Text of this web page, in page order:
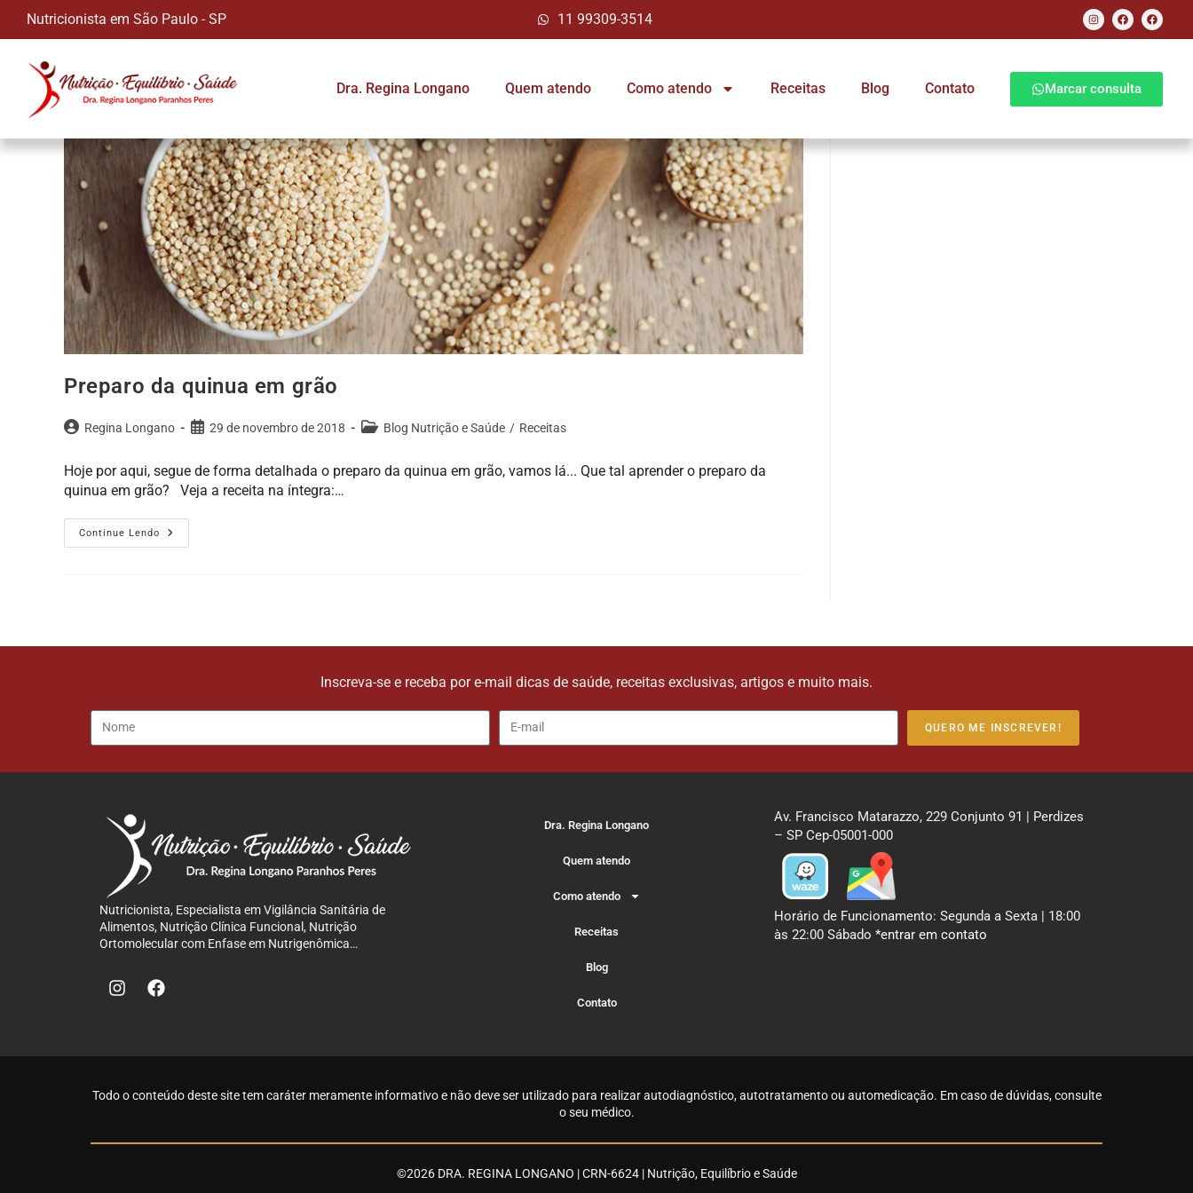
Nutricionista em São Paulo - SP 11 99309-3514
Dra. Regina Longano Quem atendo Como atendo Receitas Blog Contato Marcar consulta
Preparo da quinua em grão
Regina Longano 29 de novembro de 2018 Blog Nutrição e Saúde / Receitas
Hoje por aqui, segue de forma detalhada o preparo da quinua em grão, vamos lá... Que tal aprender o preparo da
quinua em grão? Veja a receita na íntegra:…
Continue Lendo
Inscreva-se e receba por e-mail dicas de saúde, receitas exclusivas, artigos e muito mais.
QUERO ME INSCREVER!
Nutricionista, Especialista em Vigilância Sanitária de
Alimentos, Nutrição Clínica Funcional, Nutrição
Ortomolecular com Enfase em Nutrigenômica…
Dra. Regina Longano
Quem atendo
Como atendo
Receitas
Blog
Contato
Av. Francisco Matarazzo, 229 Conjunto 91 | Perdizes
– SP Cep-05001-000
Horário de Funcionamento: Segunda a Sexta | 18:00
às 22:00 Sábado *entrar em contato
Todo o conteúdo deste site tem caráter meramente informativo e não deve ser utilizado para realizar autodiagnóstico, autotratamento ou automedicação. Em caso de dúvidas,consulte
o seu médico.
©2026 DRA. REGINA LONGANO | CRN-6624 | Nutrição, Equilíbrio e Saúde